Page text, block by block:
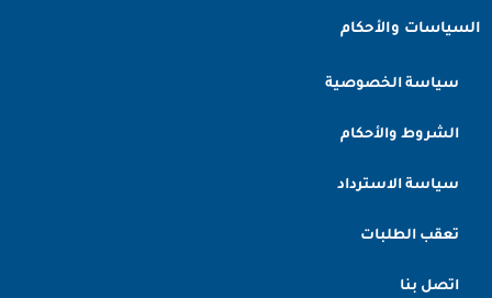
السياسات والأحكام
سياسة الخصوصية
الشروط والأحكام
سياسة الاسترداد
تعقب الطلبات
اتصل بنا